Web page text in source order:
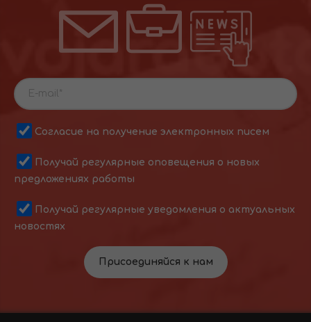
Согласие на получение электронных писем
Получай регулярные оповещения о новых
предложениях работы
Получай регулярные уведомления о актуальных
новостях
Присоединяйся к нам